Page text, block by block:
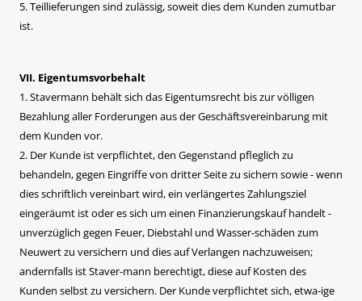
5. Teillieferungen sind zulässig, soweit dies dem Kunden zumutbar
ist.
VII. Eigentumsvorbehalt
1. Stavermann behält sich das Eigentumsrecht bis zur völligen
Bezahlung aller Forderungen aus der Geschäftsvereinbarung mit
dem Kunden vor.
2. Der Kunde ist verpflichtet, den Gegenstand pfleglich zu
behandeln, gegen Eingriffe von dritter Seite zu sichern sowie - wenn
dies schriftlich vereinbart wird, ein verlängertes Zahlungsziel
eingeräumt ist oder es sich um einen Finanzierungskauf handelt -
unverzüglich gegen Feuer, Diebstahl und Wasser-schäden zum
Neuwert zu versichern und dies auf Verlangen nachzuweisen;
andernfalls ist Staver-mann berechtigt, diese auf Kosten des
Kunden selbst zu versichern. Der Kunde verpflichtet sich, etwa-ige